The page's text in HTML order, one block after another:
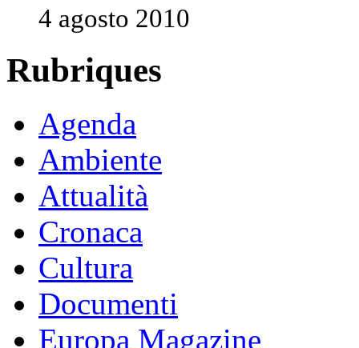
4 agosto 2010
Rubriques
Agenda
Ambiente
Attualità
Cronaca
Cultura
Documenti
Europa Magazine